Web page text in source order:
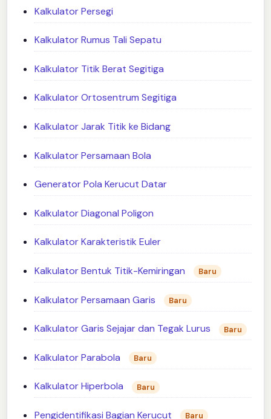
Kalkulator Persegi
Kalkulator Rumus Tali Sepatu
Kalkulator Titik Berat Segitiga
Kalkulator Ortosentrum Segitiga
Kalkulator Jarak Titik ke Bidang
Kalkulator Persamaan Bola
Generator Pola Kerucut Datar
Kalkulator Diagonal Poligon
Kalkulator Karakteristik Euler
Kalkulator Bentuk Titik-Kemiringan Baru
Kalkulator Persamaan Garis Baru
Kalkulator Garis Sejajar dan Tegak Lurus Baru
Kalkulator Parabola Baru
Kalkulator Hiperbola Baru
Pengidentifikasi Bagian Kerucut Baru